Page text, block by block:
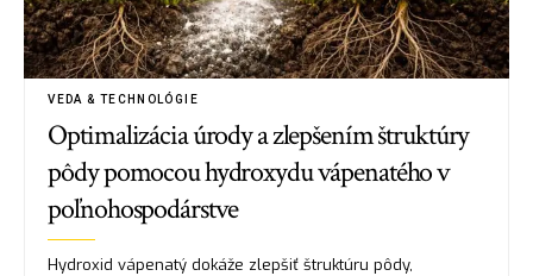
VEDA & TECHNOLÓGIE
Optimalizácia úrody a zlepšením štruktúry
pôdy pomocou hydroxydu vápenatého v
poľnohospodárstve
Hydroxid vápenatý dokáže zlepšiť štruktúru pôdy,